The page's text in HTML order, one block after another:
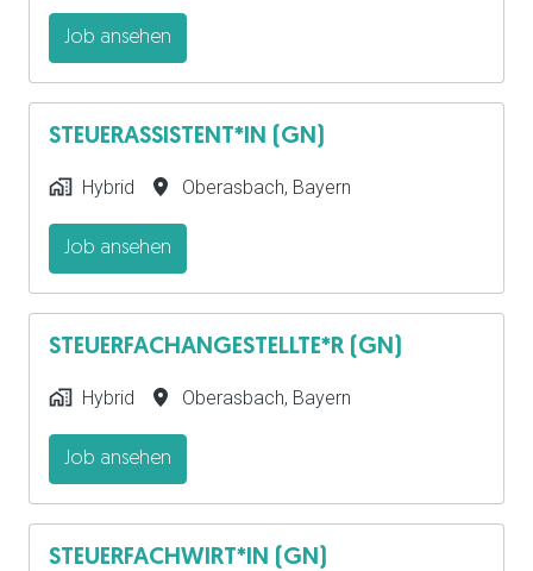
Job ansehen
STEUERASSISTENT*IN (GN)
Hybrid Oberasbach, Bayern
Job ansehen
STEUERFACHANGESTELLTE*R (GN)
Hybrid Oberasbach, Bayern
Job ansehen
STEUERFACHWIRT*IN (GN)